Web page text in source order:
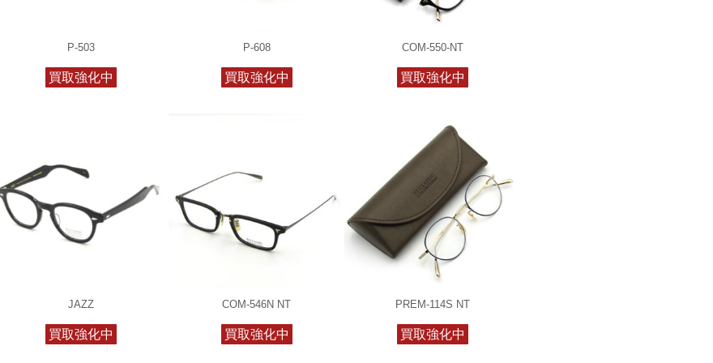
P-503
買取強化中
P-608
買取強化中
COM-550-NT
買取強化中
JAZZ
買取強化中
COM-546N NT
買取強化中
PREM-114S NT
買取強化中